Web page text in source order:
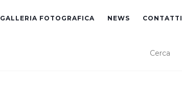
GALLERIA FOTOGRAFICA NEWS CONTATTI